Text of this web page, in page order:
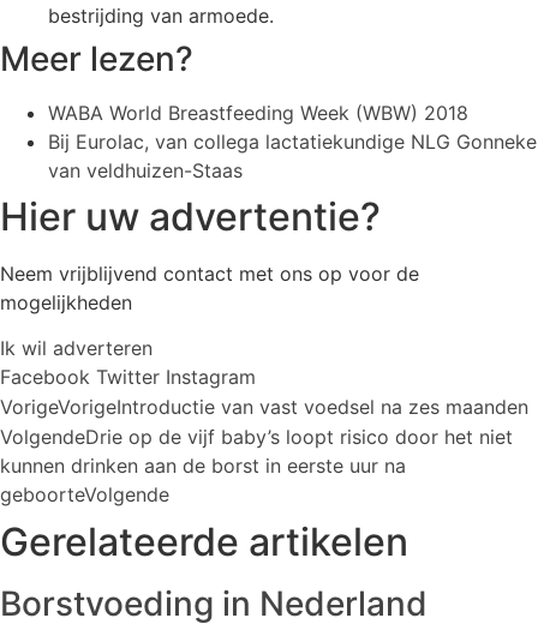
bestrijding van armoede.
Meer lezen?
WABA World Breastfeeding Week (WBW) 2018
Bij Eurolac, van collega lactatiekundige NLG Gonneke
van veldhuizen-Staas
Hier uw advertentie?
Neem vrijblijvend contact met ons op voor de
mogelijkheden
Ik wil adverteren
Facebook Twitter Instagram
VorigeVorigeIntroductie van vast voedsel na zes maanden
VolgendeDrie op de vijf baby’s loopt risico door het niet
kunnen drinken aan de borst in eerste uur na
geboorteVolgende
Gerelateerde artikelen
Borstvoeding in Nederland